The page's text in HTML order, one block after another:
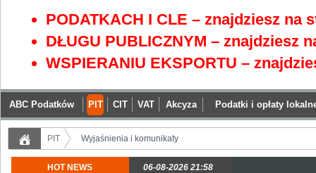
PODATKACH I CLE – znajdziesz na
DŁUGU PUBLICZNYM – znajdziesz
WSPIERANIU EKSPORTU –
ABC Podatków PIT CIT VAT Akcyza Podatki i opłaty
PIT Wyjaśnienia i komunikaty
HOT NEWS 06-08-2026 21:58